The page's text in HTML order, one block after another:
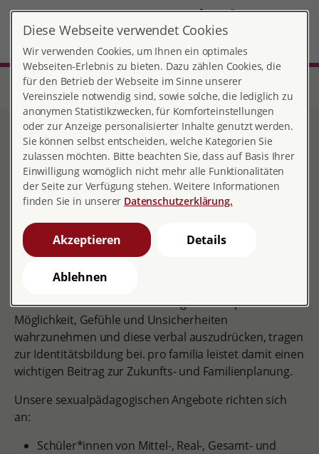
DE
Start Bayern Schweinfurt
Sexuelle Bildung
Sexualpädagogische Workshops
Sexualpädagogische
Workshops
Altersangemessene Angebote zur sexuellen Bildung für
Kinder und Jugendliche orientieren sich an deren
Lebenswelt. Sie fördern die Selbstkompetenz und
einen verantwortungsvollen Umgang mit sich und
anderen. Das Wissen um den eigenen Körper und die
Möglichkeit, Gefühle und Unsicherheiten
wahrzunehmen und diese verbal auszudrücken, tragen
zur Identitätsbildung bei. pro familia leistet damit einen
wichtigen Beitrag zur Zukunfts- und Familienplanung.
Unsere sexualpädagogischen Angebote richten sich
an:
Schüler*innen von Mittel-, Real-, Gesamt- und
Diese Webseite verwendet Cookies
Wir verwenden Cookies, um Ihnen ein optimales
Webseiten-Erlebnis zu bieten. Dazu zählen Cookies, die
für den Betrieb der Webseite im Sinne unserer
Vereinsziele notwendig sind, sowie solche, die lediglich zu
anonymen Statistikzwecken, für Komforteinstellungen
oder zur Anzeige personalisierter Inhalte genutzt werden.
Sie können selbst entscheiden, welche Kategorien Sie
zulassen möchten. Bitte beachten Sie, dass auf Basis Ihrer
Einwilligung womöglich nicht mehr alle Funktionalitäten
der Seite zur Verfügung stehen. Weitere Informationen
finden Sie in unserer Datenschutzerklärung.
Akzeptieren Details
Ablehnen